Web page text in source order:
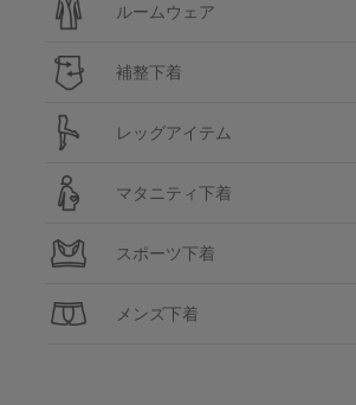
ルームウェア
補整下着
レッグアイテム
マタニティ下着
スポーツ下着
メンズ下着